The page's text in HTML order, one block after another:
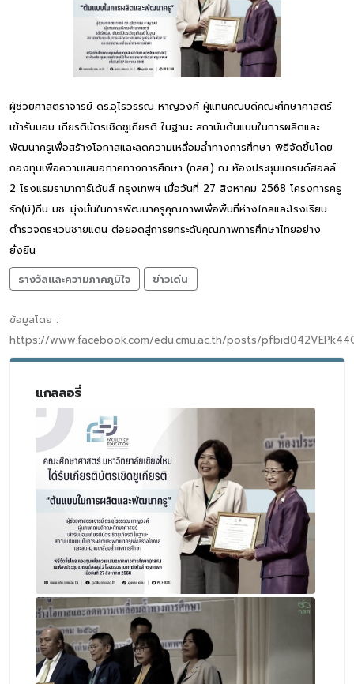
ผู้ช่วยศาสตราจารย์ ดร.อุไรวรรณ หาญวงค์ ผู้แทนคณบดีคณะศึกษาศาสตร์
เข้ารับมอบ เกียรติบัตรเชิดชูเกียรติ ในฐานะ สถาบันต้นแบบในการผลิตและ
พัฒนาครูเพื่อสร้างโอกาสและลดความเหลื่อมล้ำทางการศึกษา พิธีจัดขึ้นโดย
กองทุนเพื่อความเสมอภาคทางการศึกษา (กสศ.) ณ ห้องประชุมแกรนด์ฮอลล์
2 โรงแรมรามาการ์เด้นส์ กรุงเทพฯ เมื่อวันที่ 27 สิงหาคม 2568 โครงการครู
รัก(ษ์)ถิ่น มช. มุ่งมั่นในการพัฒนาครูคุณภาพเพื่อพื้นที่ห่างไกลและโรงเรียน
ตำรวจตระเวนชายแดน ต่อยอดสู่การยกระดับคุณภาพการศึกษาไทยอย่าง
ยั่งยืน
รางวัลและความภาคภูมิใจ
ข่าวเด่น
ข้อมูลโดย :
https://www.facebook.com/edu.cmu.ac.th/posts/
แกลลอรี่